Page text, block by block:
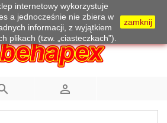
internetowy wykorzystuje
a jednocześnie nie zbiera w
informacji, z wyjątkiem
plikach (tzw. „ciasteczkach”).
zamknij
